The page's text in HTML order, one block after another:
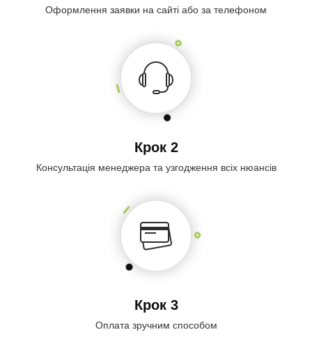
Оформлення заявки на сайті або за телефоном
Крок 2
Консультація менеджера та узгодження всіх нюансів
Крок 3
Оплата зручним способом